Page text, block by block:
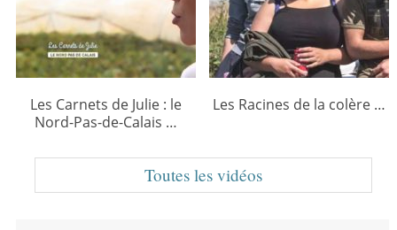
Les Carnets de Julie : le
Nord-Pas-de-Calais …
Les Racines de la colère …
Toutes les vidéos